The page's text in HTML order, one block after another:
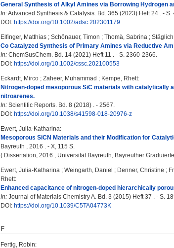
General Synthesis of Alkyl Amines via Borrowing Hydrogen
In:Advanced Synthesis & Catalysis. Bd. 365 (2023) Heft 24 . - S.
DOI: https://doi.org/10.1002/adsc.202301179
Elfinger, Matthias ; Schönauer, Timon ; Thomä, Sabrina ;
Co Catalyzed Synthesis of Primary Amines via Reductive
In: ChemSusChem. Bd. 14 (2021) Heft 11 . - S. 2360-2366.
DOI: https://doi.org/10.1002/cssc.202100553
Eckardt, Mirco ; Zaheer, Muhammad ; Kempe, Rhett:
Nitrogen-doped mesoporous SiC materials with
nitroarenes.
In: Scientific Reports. Bd. 8 (2018) . - 2567.
DOI: https://doi.org/10.1038/s41598-018-20976-z
Ewert, Julia-Katharina:
Mesoporous SiCN Materials and their Modification for
Bayreuth , 2016 . - X, 115 S.
( Dissertation, 2016 , Universität Bayreuth, Bayreuther
Ewert, Julia-Katharina ; Weingarth, Daniel ; Denner, Christine ;
Rhett:
Enhanced capacitance of nitrogen-doped hierarchically
In: Journal of Materials Chemistry A. Bd. 3 (2015) Heft 37 . - S.
DOI: https://doi.org/10.1039/C5TA04773K
F
Fertig, Robin: